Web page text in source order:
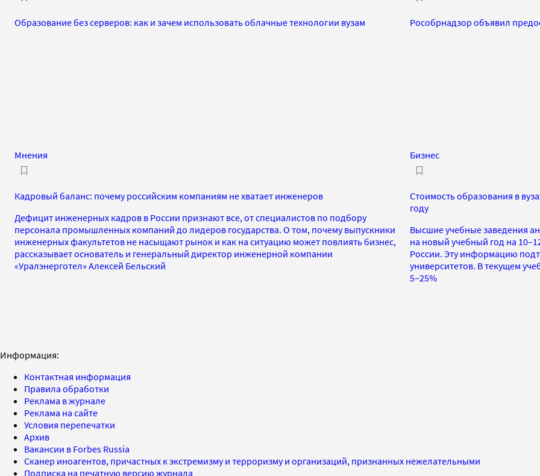
Образование без серверов: как и зачем использовать облачные технологии вузам Рособрнадзор объявил
Мнения
Кадровый баланс: почему российским компаниям не хватает инженеров
Дефицит инженерных кадров в России признают все, от специалистов по подбору
персонала промышленных компаний до лидеров государства. О том, почему выпускники
инженерных факультетов не насыщают рынок и как на ситуацию может повлиять бизнес,
рассказывает основатель и генеральный директор инженерной компании
«Уралэнерготел» Алексей Бельский
Бизнес
Стоимость образования в
году
Высшие учебные заведения
на новый учебный год на
России. Эту информацию
университетов. В текущем
5–25%
Информация:
Контактная информация
Правила обработки
Реклама в журнале
Реклама на сайте
Условия перепечатки
Архив
Вакансии в Forbes Russia
Сканер иноагентов, причастных к экстремизму и терроризму и организаций, признанных нежелательными
Подписка на печатную версию журнала